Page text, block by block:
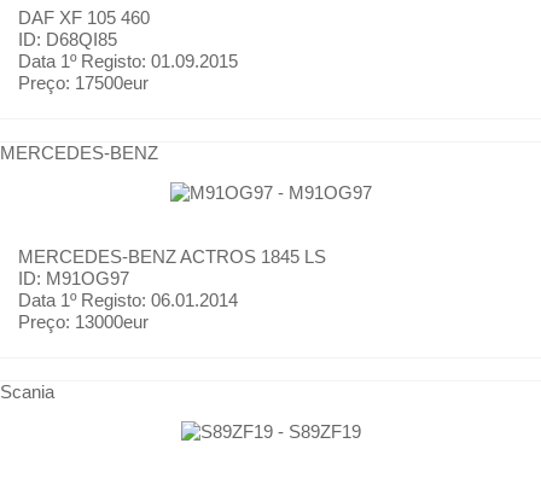
DAF XF 105 460
ID: D68QI85
Data 1º Registo: 01.09.2015
Preço: 17500eur
MERCEDES-BENZ
MERCEDES-BENZACTROS 1845 LS
ID: M91OG97
Data 1º Registo: 06.01.2014
Preço: 13000eur
Scania